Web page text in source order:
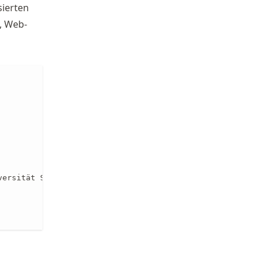
Web-
Stuttgarts IWS](https://www.iws.uni-